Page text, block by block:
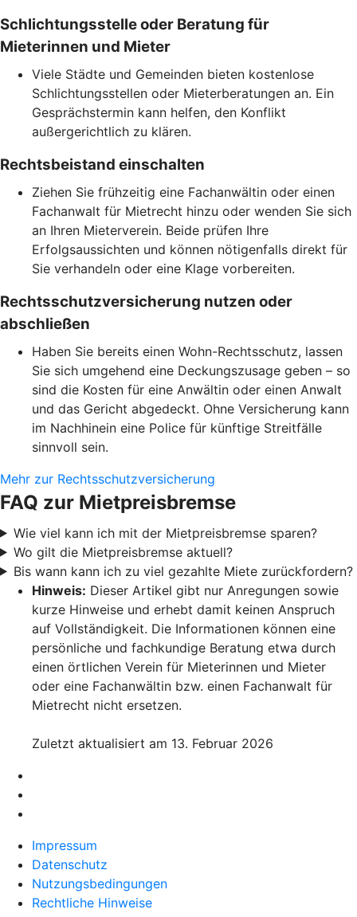
Schlichtungsstelle oder Beratung für
Mieterinnen und Mieter
Viele Städte und Gemeinden bieten kostenlose
Schlichtungsstellen oder Mieterberatungen an. Ein
Gesprächstermin kann helfen, den Konflikt
außergerichtlich zu klären.
Rechtsbeistand einschalten
Ziehen Sie frühzeitig eine Fachanwältin oder einen
Fachanwalt für Mietrecht hinzu oder wenden Sie sich
an Ihren Mieterverein. Beide prüfen Ihre
Erfolgsaussichten und können nötigenfalls direkt für
Sie verhandeln oder eine Klage vorbereiten.
Rechtsschutzversicherung nutzen oder
abschließen
Haben Sie bereits einen Wohn-Rechtsschutz, lassen
Sie sich umgehend eine Deckungszusage geben – so
sind die Kosten für eine Anwältin oder einen Anwalt
und das Gericht abgedeckt. Ohne Versicherung kann
im Nachhinein eine Police für künftige Streitfälle
sinnvoll sein.
Mehr zur Rechtsschutzversicherung
FAQ zur Mietpreisbremse
Wie viel kann ich mit der Mietpreisbremse sparen?
Wo gilt die Mietpreisbremse aktuell?
Bis wann kann ich zu viel gezahlte Miete zurückfordern?
Hinweis: Dieser Artikel gibt nur Anregungen sowie
kurze Hinweise und erhebt damit keinen Anspruch
auf Vollständigkeit. Die Informationen können eine
persönliche und fachkundige Beratung etwa durch
einen örtlichen Verein für Mieterinnen und Mieter
oder eine Fachanwältin bzw. einen Fachanwalt für
Mietrecht nicht ersetzen.
Zuletzt aktualisiert am 13. Februar 2026
Impressum
Datenschutz
Nutzungsbedingungen
Rechtliche Hinweise